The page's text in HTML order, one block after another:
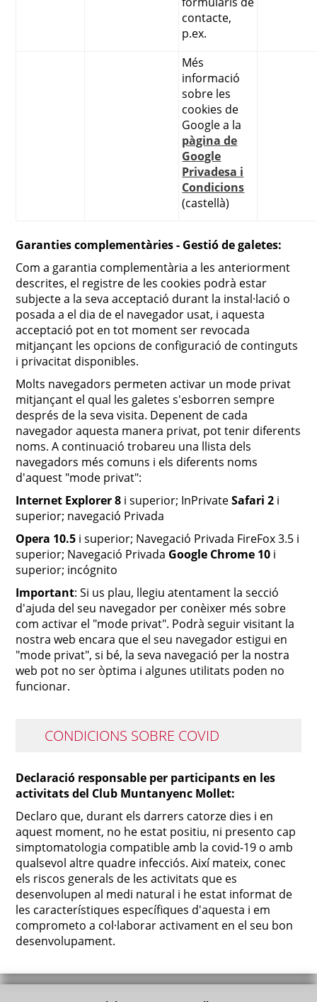
contacte,
p.ex.
Més
informació
sobre les
cookies de
Google a la
pàgina de
Google
Privadesa i
Condicions
(castellà)
Garanties complementàries - Gestió de galetes:
Com a garantia complementària a les anteriorment
descrites, el registre de les cookies podrà estar
subjecte a la seva acceptació durant la instal·lació o
posada a el dia de el navegador usat, i aquesta
acceptació pot en tot moment ser revocada
mitjançant les opcions de configuració de continguts
i privacitat disponibles.
Molts navegadors permeten activar un mode privat
mitjançant el qual les galetes s'esborren sempre
després de la seva visita. Depenent de cada
navegador aquesta manera privat, pot tenir diferents
noms. A continuació trobareu una llista dels
navegadors més comuns i els diferents noms
d'aquest "mode privat":
Internet Explorer 8 i superior; InPrivateSafari 2 i
superior; navegació Privada
Opera 10.5 i superior; Navegació Privada FireFox 3.5 i
superior; Navegació Privada Google Chrome 10 i
superior; incógnito
Important: Si us plau, llegiu atentament la secció
d'ajuda del seu navegador per conèixer més sobre
com activar el "mode privat". Podrà seguir visitant la
nostra web encara que el seu navegador estigui en
"mode privat", si bé, la seva navegació per la nostra
web pot no ser òptima i algunes utilitats poden no
funcionar.
CONDICIONS SOBRE COVID
Declaració responsable per participants en les
activitats del Club Muntanyenc Mollet:
Declaro que, durant els darrers catorze dies i en
aquest moment, no he estat positiu, ni presento cap
simptomatologia compatible amb la covid-19 o amb
qualsevol altre quadre infecciós. Així mateix, conec
els riscos generals de les activitats que es
desenvolupen al medi natural i he estat informat de
les característiques específiques d'aquesta i em
comprometo a col·laborar activament en el seu bon
desenvolupament.